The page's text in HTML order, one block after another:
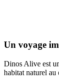
Un voyage
Dinos Alive est
habitat naturel au